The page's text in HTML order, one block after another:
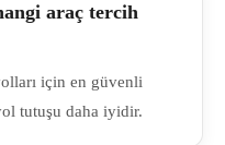
araç tercih
için en güvenli
tutuşu daha iyidir.